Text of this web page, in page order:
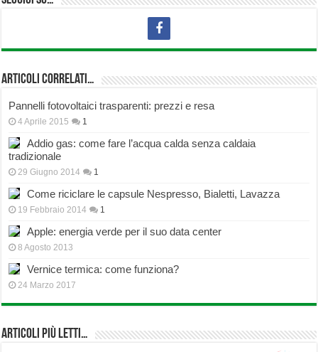
Articoli correlati…
Pannelli fotovoltaici trasparenti: prezzi e resa
4 Aprile 2015 1
Addio gas: come fare l’acqua calda senza caldaia
tradizionale
29 Giugno 2014 1
Come riciclare le capsule Nespresso, Bialetti, Lavazza
19 Febbraio 2014 1
Apple: energia verde per il suo data center
8 Agosto 2013
Vernice termica: come funziona?
24 Marzo 2017
Articoli più Letti…